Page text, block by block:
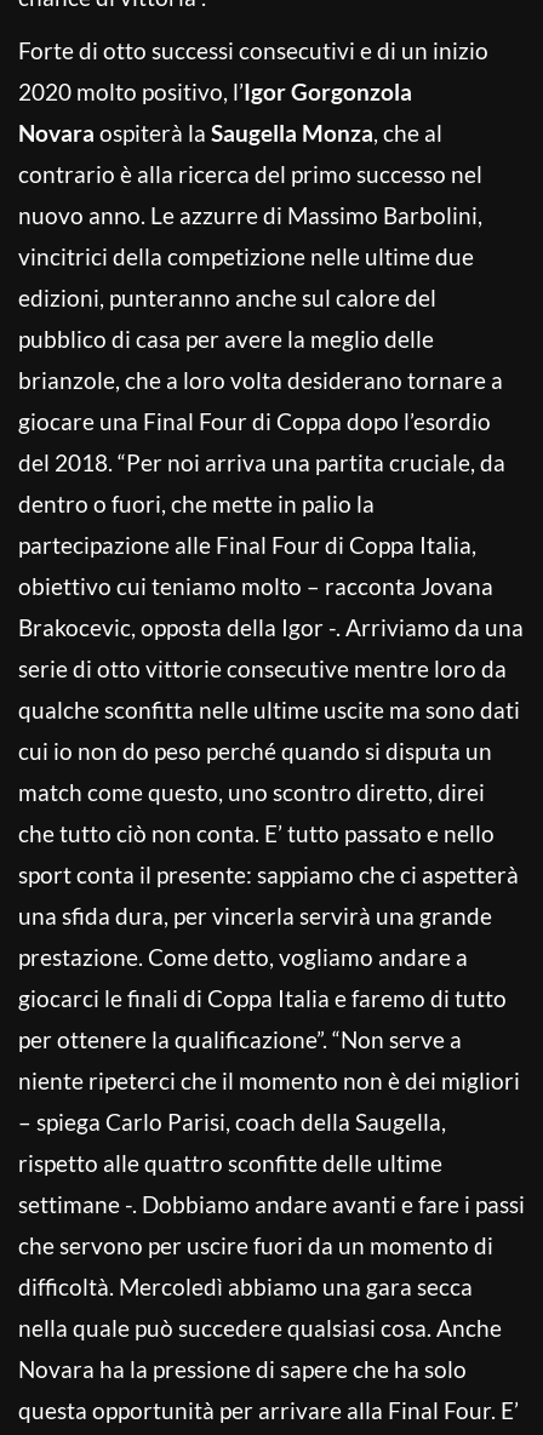
Forte di otto successi consecutivi e di un inizio
2020 molto positivo, l’Igor Gorgonzola
Novara ospiterà la Saugella Monza, che al
contrario è alla ricerca del primo successo nel
nuovo anno. Le azzurre di Massimo Barbolini,
vincitrici della competizione nelle ultime due
edizioni, punteranno anche sul calore del
pubblico di casa per avere la meglio delle
brianzole, che a loro volta desiderano tornare a
giocare una Final Four di Coppa dopo l’esordio
del 2018. “Per noi arriva una partita cruciale, da
dentro o fuori, che mette in palio la
partecipazione alle Final Four di Coppa Italia,
obiettivo cui teniamo molto – racconta Jovana
Brakocevic, opposta della Igor -. Arriviamo da una
serie di otto vittorie consecutive mentre loro da
qualche sconfitta nelle ultime uscite ma sono dati
cui io non do peso perché quando si disputa un
match come questo, uno scontro diretto, direi
che tutto ciò non conta. E’ tutto passato e nello
sport conta il presente: sappiamo che ci aspetterà
una sfida dura, per vincerla servirà una grande
prestazione. Come detto, vogliamo andare a
giocarci le finali di Coppa Italia e faremo di tutto
per ottenere la qualificazione”. “Non serve a
niente ripeterci che il momento non è dei migliori
– spiega Carlo Parisi, coach della Saugella,
rispetto alle quattro sconfitte delle ultime
settimane -. Dobbiamo andare avanti e fare i passi
che servono per uscire fuori da un momento di
difficoltà. Mercoledì abbiamo una gara secca
nella quale può succedere qualsiasi cosa. Anche
Novara ha la pressione di sapere che ha solo
questa opportunità per arrivare alla Final Four. E’